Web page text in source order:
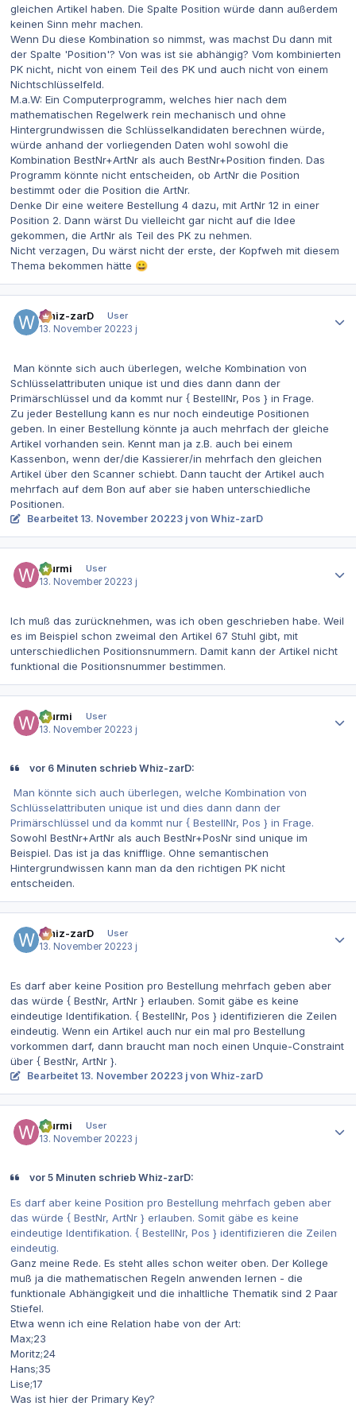
gleichen Artikel haben. Die Spalte Position würde dann außerdem
keinen Sinn mehr machen.
Wenn Du diese Kombination so nimmst, was machst Du dann mit
der Spalte 'Position'? Von was ist sie abhängig? Vom kombinierten
PK nicht, nicht von einem Teil des PK und auch nicht von einem
Nichtschlüsselfeld.
M.a.W: Ein Computerprogramm, welches hier nach dem
mathematischen Regelwerk rein mechanisch und ohne
Hintergrundwissen die Schlüsselkandidaten berechnen würde,
würde anhand der vorliegenden Daten wohl sowohl die
Kombination BestNr+ArtNr als auch BestNr+Position finden. Das
Programm könnte nicht entscheiden, ob ArtNr die Position
bestimmt oder die Position die ArtNr.
Denke Dir eine weitere Bestellung 4 dazu, mit ArtNr 12 in einer
Position 2. Dann wärst Du vielleicht gar nicht auf die Idee
gekommen, die ArtNr als Teil des PK zu nehmen.
Nicht verzagen, Du wärst nicht der erste, der Kopfweh mit diesem
Thema bekommen hätte 😀
Whiz-zarD
User
13. November 20223 j
Man könnte sich auch überlegen, welche Kombination von
Schlüsselattributen unique ist und dies dann dann der
Primärschlüssel und da kommt nur { BestellNr, Pos } in Frage.
Zu jeder Bestellung kann es nur noch eindeutige Positionen
geben. In einer Bestellung könnte ja auch mehrfach der gleiche
Artikel vorhanden sein. Kennt man ja z.B. auch bei einem
Kassenbon, wenn der/die Kassierer/in mehrfach den gleichen
Artikel über den Scanner schiebt. Dann taucht der Artikel auch
mehrfach auf dem Bon auf aber sie haben unterschiedliche
Positionen.
Bearbeitet 13. November 20223 j von Whiz-zarD
Wurmi
User
13. November 20223 j
Ich muß das zurücknehmen, was ich oben geschrieben habe. Weil
es im Beispiel schon zweimal den Artikel 67 Stuhl gibt, mit
unterschiedlichen Positionsnummern. Damit kann der Artikel nicht
funktional die Positionsnummer bestimmen.
Wurmi
User
13. November 20223 j
vor 6 Minuten schrieb Whiz-zarD:
Man könnte sich auch überlegen, welche Kombination von
Schlüsselattributen unique ist und dies dann dann der
Primärschlüssel und da kommt nur { BestellNr, Pos } in Frage.
Sowohl BestNr+ArtNr als auch BestNr+PosNr sind unique im
Beispiel. Das ist ja das knifflige. Ohne semantischen
Hintergrundwissen kann man da den richtigen PK nicht
entscheiden.
Whiz-zarD
User
13. November 20223 j
Es darf aber keine Position pro Bestellung mehrfach geben aber
das würde { BestNr, ArtNr } erlauben. Somit gäbe es keine
eindeutige Identifikation. { BestellNr, Pos } identifizieren die Zeilen
eindeutig. Wenn ein Artikel auch nur ein mal pro Bestellung
vorkommen darf, dann braucht man noch einen Unquie-Constraint
über { BestNr, ArtNr }.
Bearbeitet 13. November 20223 j von Whiz-zarD
Wurmi
User
13. November 20223 j
vor 5 Minuten schrieb Whiz-zarD:
Es darf aber keine Position pro Bestellung mehrfach geben aber
das würde { BestNr, ArtNr } erlauben. Somit gäbe es keine
eindeutige Identifikation. { BestellNr, Pos } identifizieren die Zeilen
eindeutig.
Ganz meine Rede. Es steht alles schon weiter oben. Der Kollege
muß ja die mathematischen Regeln anwenden lernen - die
funktionale Abhängigkeit und die inhaltliche Thematik sind 2 Paar
Stiefel.
Etwa wenn ich eine Relation habe von der Art:
Max;23
Moritz;24
Hans;35
Lise;17
Was ist hier der Primary Key?